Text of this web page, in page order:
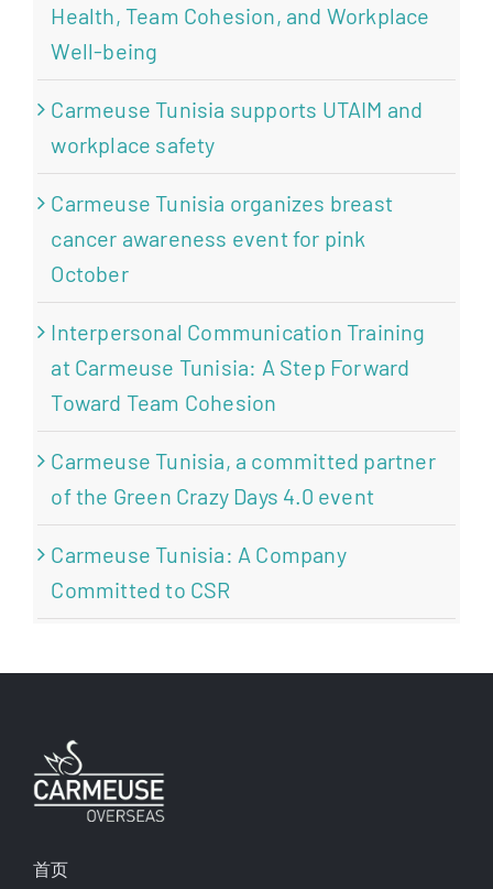
Health, Team Cohesion, and Workplace
Well-being
Carmeuse Tunisia supports UTAIM and
workplace safety
Carmeuse Tunisia organizes breast
cancer awareness event for pink
October
Interpersonal Communication Training
at Carmeuse Tunisia: A Step Forward
Toward Team Cohesion
Carmeuse Tunisia, a committed partner
of the Green Crazy Days 4.0 event
Carmeuse Tunisia: A Company
Committed to CSR
首页